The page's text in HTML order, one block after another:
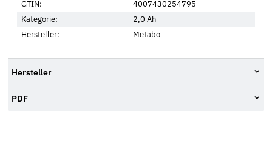
GTIN:
4007430254795
Kategorie:
2,0 Ah
Hersteller:
Metabo
Hersteller
PDF